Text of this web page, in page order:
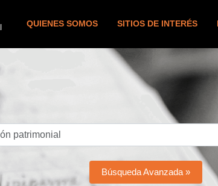
QUIENES SOMOS SITIOS DE INTERÉS
Búsqueda Avanzada »